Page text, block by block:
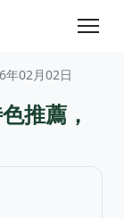
年02月02日
推薦，